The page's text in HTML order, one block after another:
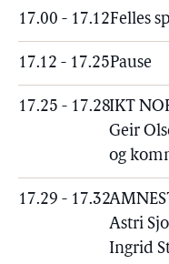
17.00 - 17.12Felles
17.12 - 17.25Pause
17.25 - 17.28IKT
Geir
og
17.29 - 17.32
Astri
Ingrid